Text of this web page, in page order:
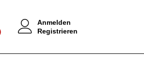
Anmelden
Registrieren